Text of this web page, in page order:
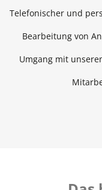
Telefonischer und
Bearbeitung von
Umgang mit